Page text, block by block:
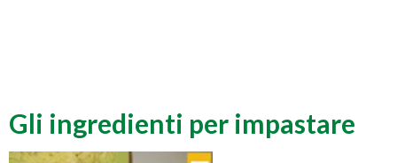
Gli ingredienti per impastare